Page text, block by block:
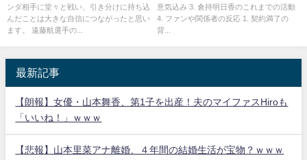
ンダ相手に堂々と戦い、引き分けに持ち込
んだことは大きな自信につながったと思い
ます。 遠藤航選手の...
意気込み 3. 倉持明日香のこれまでの活動
4. ファンや関係者の反応 1. 契約満了の
背...
最新記事
【朗報】女優・山本舞香、第1子を出産！夫のマイファスHiroも
「いいね！」ｗｗｗ
【悲報】山本里菜アナ離婚、４年間の結婚生活が宝物？ｗｗｗ